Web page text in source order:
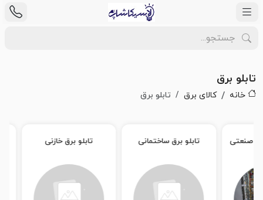
تابلو برق
خانه کالای برق تابلو برق
تابلو برق سه فاز صنعتی تابلو برق ساختمانی